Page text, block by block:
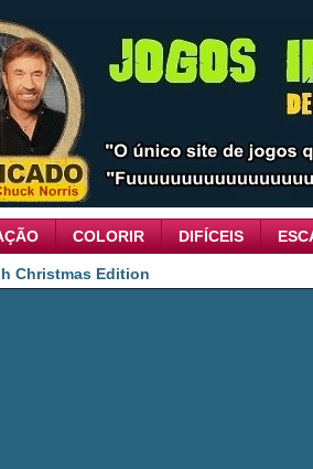
COLORIR DIFÍCEIS
Christmas Edition